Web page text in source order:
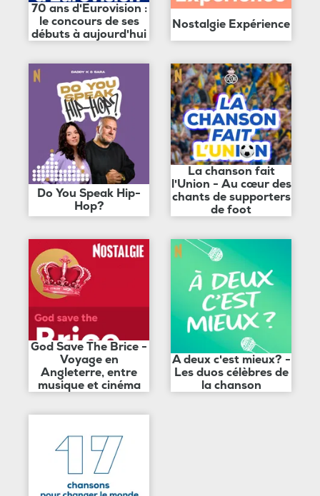
70 ans d'Eurovision :
le concours de ses
débuts à aujourd'hui
Nostalgie Expérience
Do You Speak Hip-
Hop?
La chanson fait
l'Union - Au cœur des
chants de supporters
de foot
God Save The Brice -
Voyage en
Angleterre, entre
musique et cinéma
A deux c'est mieux? -
Les duos célèbres de
la chanson